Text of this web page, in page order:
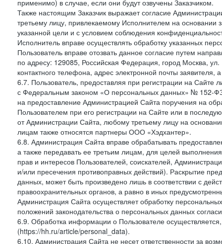
применимо) в случае, если они будут озвучены Заказчиком.
Также настоящим Заказчик выражает согласие
третьему лицу, привлекаемому Исполнителем на основании
указанной цели и с условием соблюдения
Исполнитель вправе осуществлять обработку указанных
Пользователь вправе отозвать данное согласие путем
по адресу: 129085, Российская Федерация, город Москва,
контактного телефона, адрес электронной почты
6.7. Пользователь, предоставляя при регистрации на
с Федеральным законом «О персональных данных» № 152-
на предоставление Администрацией Сайта поручения на
Пользователем при его регистрации на Сайте или в
от Администрации Сайта, любому третьему лицу на
лицам также относятся партнеры ООО «Хэдхантер».
6.8. Администрация Сайта вправе обрабатывать
а также передавать ее третьим лицам, для целей
прав и интересов Пользователей, соискателей,
и/или пресечения противоправных действий). Раскрытие
данных, может быть произведено лишь в соответствии с
правоохранительных органов, а равно в иных
Администрация Сайта осуществляет обработку
положений законодательства о персональных данных
6.9. Обработка информации о Пользователе
(https://hh.ru/article/personal_data).
6.10. Администрация Сайта не несет ответственности за